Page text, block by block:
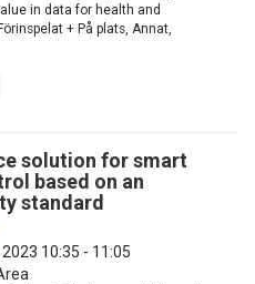
in data for health and
+ På plats, Annat,
solution for smart
based on an
standard
10:35 - 11:05